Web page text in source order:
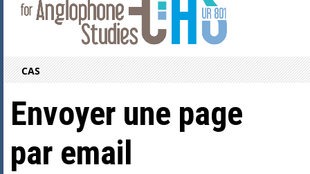
CAS
Envoyer une page
par email